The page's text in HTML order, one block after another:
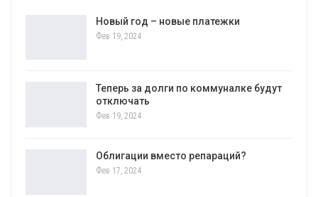
Новый год – новые платежки
Фев 19, 2024
Теперь за долги по коммуналке будут
отключать
Фев 19, 2024
Облигации вместо репараций?
Фев 17, 2024